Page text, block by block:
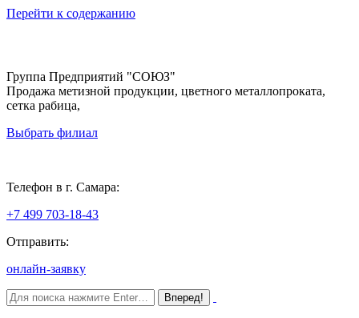
Перейти к содержанию
Группа Предприятий "СОЮЗ"
Продажа метизной продукции, цветного металлопроката,
сетка рабица,
Выбрать филиал
Телефон в г. Самара:
+7 499 703-18-43
Отправить:
онлайн-заявку